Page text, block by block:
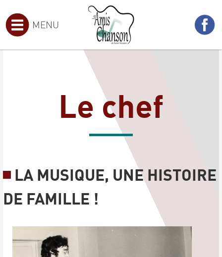
MENU
Le chef
LA MUSIQUE, UNE HISTOIRE
DE FAMILLE !